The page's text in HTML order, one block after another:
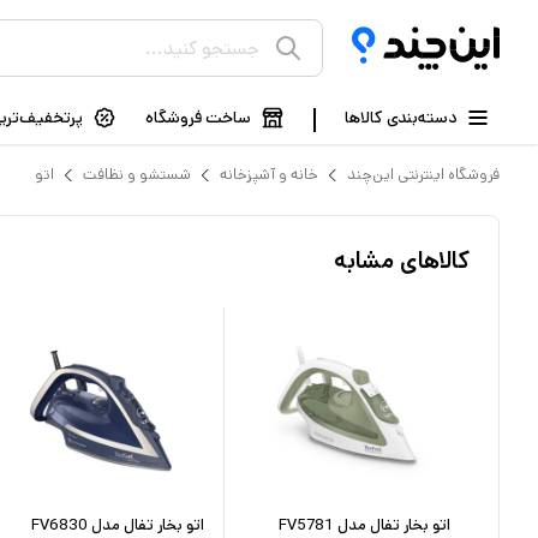
دسته‌بندی کالاها ساخت فروشگاه
فروشگاه اینترنتی این‌چند خانه و آشپزخانه شستشو و نظافت اتو
کالاهای مشابه
اتو بخار تفال مدل FV5781 اتو بخار تفال مدل FV6830